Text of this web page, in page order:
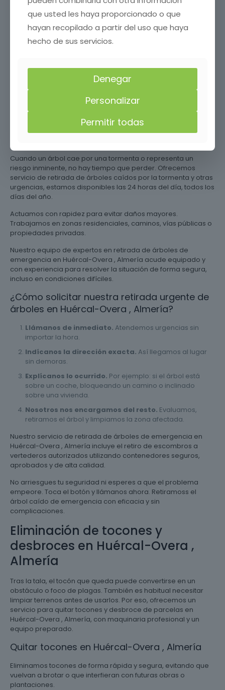
Colaboramos con ayuntamientos para la retirada de árboles
en calles, aceras, parques o plazas. Coordinamos permisos si
es necesario y señalizamos la zona para evitar riesgos a
viandantes o vehículos.
nuestro equipo profesional se encargue de todo. Ofrecemos
los mejores precios en tala de árboles, llámanos y solicita tu
presupuesto gratis sin compromiso.
Retirada de árboles de
emergencia en Huércal-Overa ,
Almería
Cuando un árbol cae por una tormenta o representa un
riesgo inminente, no hay tiempo que perder. Ofrecemos
servicio de retirada de árboles caídos por la tormenta y otras
urgencias, estamos disponibles las 24 horas del día, todos los
días del año.
Actuamos con rapidez para evitar daños mayores.
Trabajamos en zonas residenciales, caminos, vías públicas o
propiedades privadas.
Nuestro equipo de expertos en retirada de árboles de
emergencia en Huércal-Overa , Almería acude equipado y
con experiencia para resolver la situación de forma segura,
incluso en condiciones difíciles.
¿Cómo solicitar nuestra retirada urgente de
árboles en Huércal-Overa , Almería?
Llámanos de inmediato. Atendemos urgencias sin
importar la hora.
Indícanos la dirección exacta. Así llegamos al lugar
sin demoras.
Explícanos lo ocurrido. Por ejemplo: si el árbol está
sobre un coche, bloqueando un camino o inclinado
sobre una vivienda.
Nosotros nos encargamos del resto. Evaluamos,
retiramos el árbol y limpiamos la zona afectada.
Nuestro servicio de retirada de árboles de emergencia en
Huércal-Overa , Almería incluye el retiro de escombros a
vertederos autorizados utilizando contenedores seguros,
aprobados y de alta calidad.
No arriesgues tu seguridad ni esperes a que el problema
empeore. Toca el botón y llámanos ahora. Retiramoss el
árbol caído de emergencia con eficacia y sin
complicaciones.
Eliminación de tocones y
desbroces en Huércal-Overa ,
Almería
Tras la tala, el tocón que queda puede convertirse en un
obstáculo o foco de plagas. También es habitual necesitar
limpiar terrenos antes de usarlos. Por eso, ofrecemos un
servicio para quitar tocones y desbroce de parcelas en
Huércal-Overa , Almería, con maquinaria profesional y un
equipo preparado.
Quitar tocones en Huércal-Overa , Almería
Eliminamos tocones de forma rápida y segura, evitando que
vuelvan a brotar o que interfieran con futuras obras o
plantaciones.
que usted les haya proporcionado o que
hayan recopilado a partir del uso que haya
hecho de sus servicios.
Denegar
Personalizar
Permitir todas